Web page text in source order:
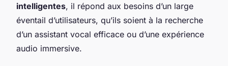
intelligentes, il répond aux besoins d’un large
éventail d’utilisateurs, qu’ils soient à la recherche
d’un assistant vocal efficace ou d’une expérience
audio immersive.